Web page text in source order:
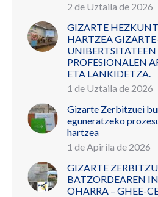
2 de Uztaila de 2026
GIZARTE
HARTZEA
UNIBERTSITATEEN
PROFESIONALEN
ETA LANKIDETZA.
1 de Uztaila de 2026
Gizarte Zerbitzuei
eguneratzeko
hartzea
1 de Apirila de 2026
GIZARTE
BATZORDEAREN
OHARRA – GHEE-